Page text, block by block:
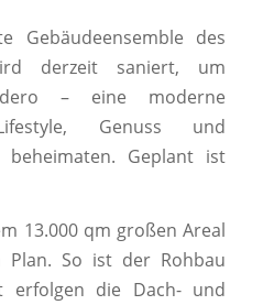
Gebäudeensemble des
derzeit saniert, um
– eine moderne
Genuss und
Geplant ist
13.000 qm großen Areal
Plan. So ist der Rohbau
erfolgen die Dach- und